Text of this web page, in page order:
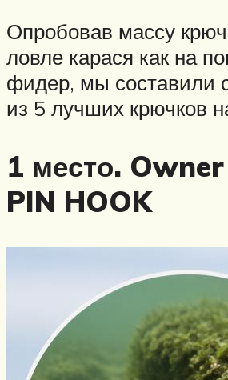
Опробовав массу
ловле карася как на
фидер, мы составили
из 5 лучших крючков
1 место.
PIN HOOK